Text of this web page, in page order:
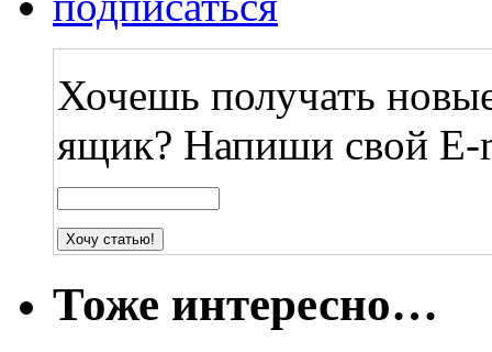
Хочешь получать
ящик? Напиши свой E-
Тоже интересно…